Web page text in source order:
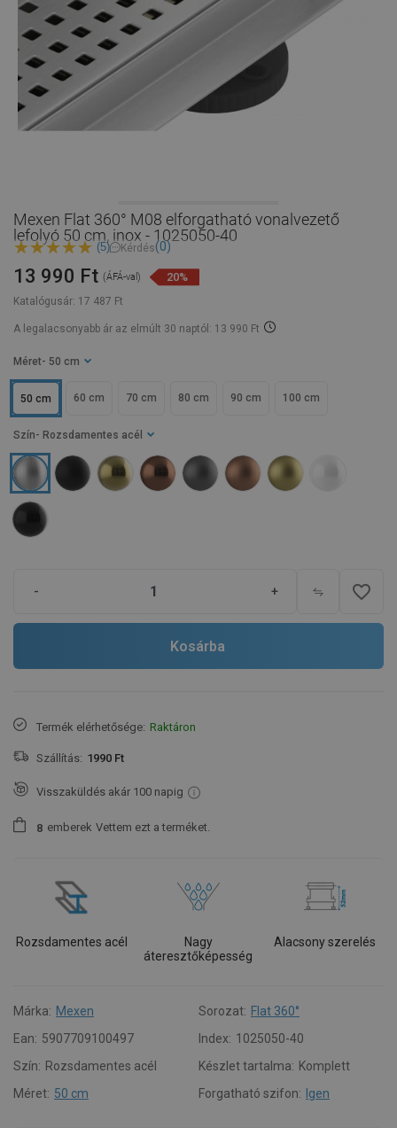
Mexen Flat 360° M08 elforgatható vonalvezető
lefolyó 50 cm, inox - 1025050-40
(5) Kérdés(0)
Katalógusár: 17 487 Ft
13 990 Ft (ÁFÁ-val) 20%
A legalacsonyabb ár az elmúlt 30 naptól: 13 990 Ft
Méret - 50 cm
50 cm 60 cm 70 cm 80 cm 90 cm 100 cm
Szín - Rozsdamentes acél
- + favorite_border
Kosárba
Termék elérhetősége: Raktáron
Szállítás: 1990 Ft
Visszaküldés akár 100 napig
8 emberek Vettem ezt a terméket.
Rozsdamentes acél
Nagy
áteresztőképesség
Alacsony szerelés
Márka: Mexen Sorozat: Flat 360°
Ean: 5907709100497 Index: 1025050-40
Szín: Rozsdamentes acél Készlet tartalma: Komplett
Méret: 50 cm Forgatható szifon: Igen